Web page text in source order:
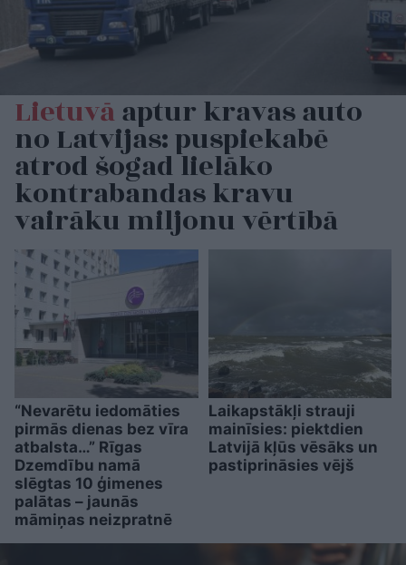
Lietuvāaptur kravas auto
no Latvijas: puspiekabē
atrod šogad lielāko
kontrabandas kravu
vairāku miljonu vērtībā
“Nevarētu iedomāties
pirmās dienas bez vīra
atbalsta…” Rīgas
Dzemdību namā
slēgtas 10 ģimenes
palātas – jaunās
māmiņas neizpratnē
Laikapstākļi strauji
mainīsies: piektdien
Latvijā kļūs vēsāks un
pastiprināsies vējš